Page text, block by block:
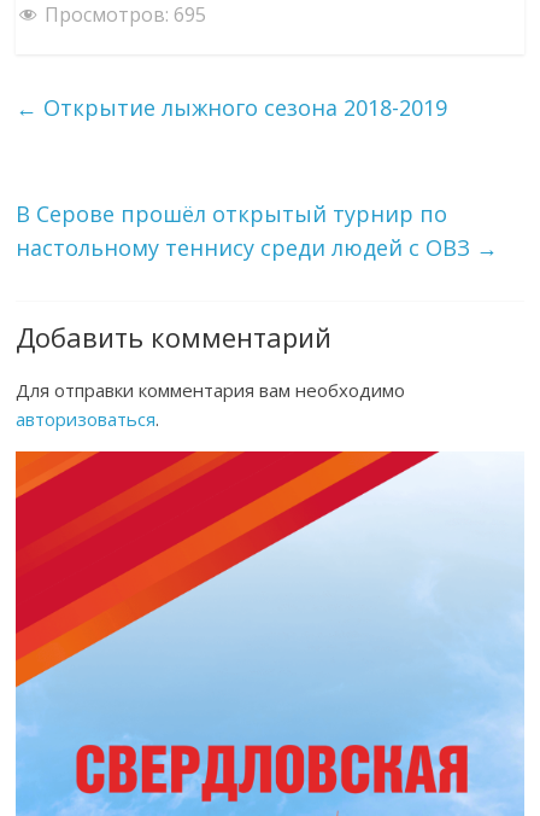
Просмотров: 695
← Открытие лыжного сезона 2018-2019
В Серове прошёл открытый турнир по
настольному теннису среди людей с ОВЗ →
Добавить комментарий
Для отправки комментария вам необходимо
авторизоваться.